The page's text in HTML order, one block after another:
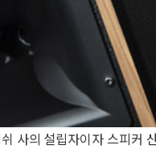
사의 설립자이자 스피커